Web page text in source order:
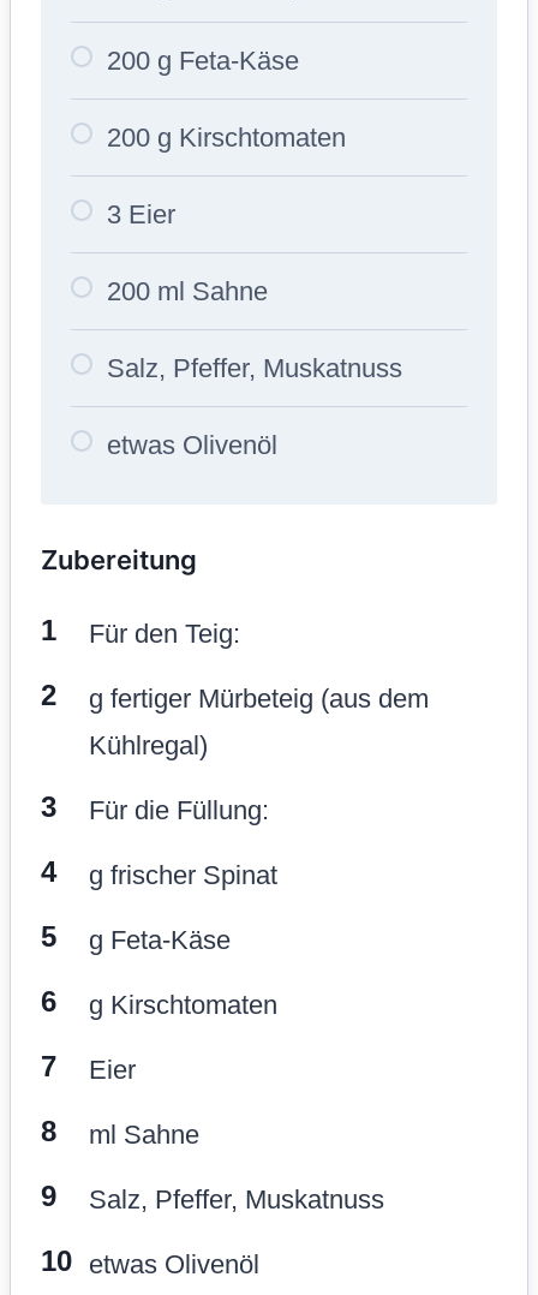
200 g Feta-Käse
200 g Kirschtomaten
3 Eier
200 ml Sahne
Salz, Pfeffer, Muskatnuss
etwas Olivenöl
Zubereitung
Für den Teig:
g fertiger Mürbeteig (aus dem
Kühlregal)
Für die Füllung:
g frischer Spinat
g Feta-Käse
g Kirschtomaten
Eier
ml Sahne
Salz, Pfeffer, Muskatnuss
etwas Olivenöl